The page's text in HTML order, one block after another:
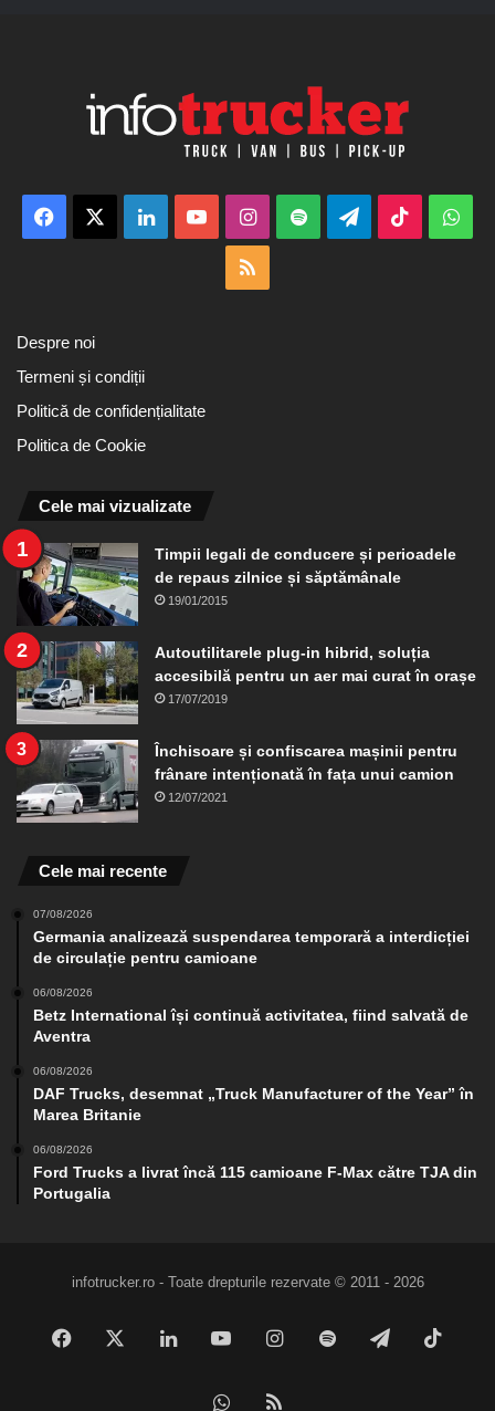
Facebook LinkedInYouTubeInstagram
Spotify TelegramTikTok
Despre noi
Termeni și condiții
Politică de confidențialitate
Politica de Cookie
Cele mai vizualizate
Timpii legali de conducere și perioadele
de repaus zilnice și săptămânale
19/01/2015
Autoutilitarele plug-in hibrid, soluția
accesibilă pentru un aer mai curat în orașe
17/07/2019
Închisoare și confiscarea mașinii pentru
frânare intenționată în fața unui camion
12/07/2021
Cele mai recente
07/08/2026
Germania analizează suspendarea temporară a interdicției
de circulație pentru camioane
06/08/2026
Betz International își continuă activitatea, fiind salvată de
Aventra
06/08/2026
DAF Trucks, desemnat „Truck Manufacturer of the Year” în
Marea Britanie
06/08/2026
Ford Trucks a livrat încă 115 camioane F-Max către TJA din
Portugalia
infotrucker.ro - Toate drepturile rezervate © 2011 - 2026
Facebook LinkedInYouTubeInstagram
Spotify Telegram
WhatsApp